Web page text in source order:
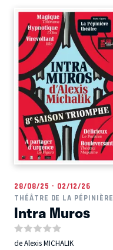
28/08/25 - 02/12/26
THÉÂTRE DE LA PÉPINIÈRE
Intra Muros
de Alexis MICHALIK